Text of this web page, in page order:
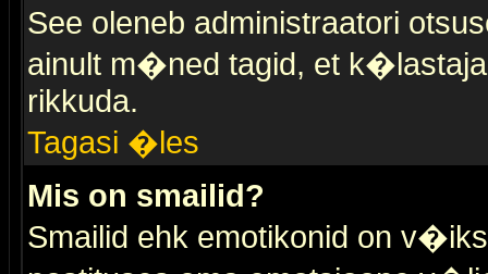
See oleneb administraatori
ainult m�ned tagid, et
rikkuda.
Tagasi �les
Mis on smailid?
Smailid ehk emotikonid on